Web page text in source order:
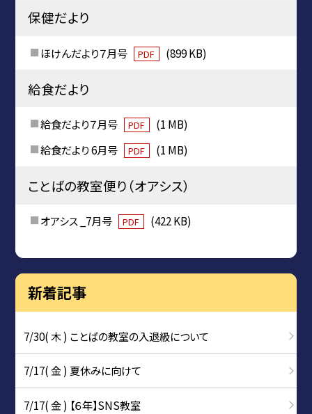
保健だより
ほけんだより７月号 PDF (899 KB)
給食だより
給食だより７月号 PDF
(1 MB)
給食だより 6月号
PDF (1 MB)
ことばの教室便り（オアシス）
オアシス _7月号 PDF (422 KB)
新着記事
7/30( 木 ) ことばの教室の入退級について
7/17( 金 ) 夏休みに向けて
7/17( 金 ) 【６年】SNS教室